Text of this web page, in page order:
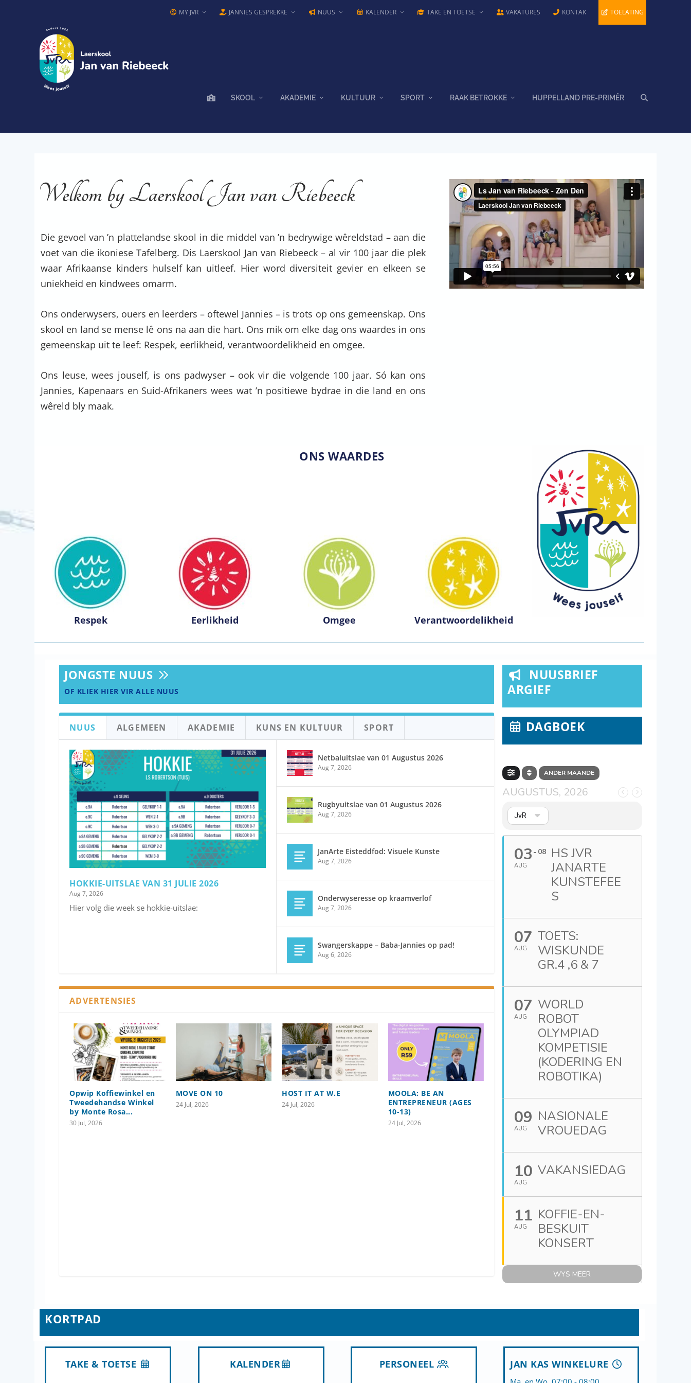
MY·JVR JANNIES GESPREKKE NUUS KALENDER TAKE EN TOETSE VAKATURES KONTAK TOELATING
SKOOL AKADEMIE KULTUUR SPORT RAAK BETROKKE HUPPELLAND PRE-PRIMÊR
Welkom by Laerskool Jan van Riebeeck
Die gevoel van ’n plattelandse skool in die middel van ’n bedrywige wêreldstad – aan die
voet van die ikoniese Tafelberg. Dis Laerskool Jan van Riebeeck – al vir 100 jaar die plek
waar Afrikaanse kinders hulself kan uitleef. Hier word diversiteit gevier en elkeen se
uniekheid en kindwees omarm.
Ons onderwysers, ouers en leerders – oftewel Jannies – is trots op ons gemeenskap. Ons
skool en land se mense lê ons na aan die hart. Ons mik om elke dag ons waardes in ons
gemeenskap uit te leef: Respek, eerlikheid, verantwoordelikheid en omgee.
Ons leuse, wees jouself, is ons padwyser – ook vir die volgende 100 jaar. Só kan ons
Jannies, Kapenaars en Suid-Afrikaners wees wat ’n positiewe bydrae in die land en ons
wêreld bly maak.
ONS WAARDES
Respek Eerlikheid Omgee Verantwoordelikheid
JONGSTE NUUS
OF KLIEK HIER VIR ALLE NUUS
NUUS ALGEMEEN AKADEMIE KUNS EN KULTUUR SPORT
HOKKIE-UITSLAE VAN 31 JULIE 2026
Aug 7, 2026
Hier volg die week se hokkie-uitslae:
Netbaluitslae van 01 Augustus 2026
Aug 7, 2026
Rugbyuitslae van 01 Augustus 2026
Aug 7, 2026
JanArte Eisteddfod: Visuele Kunste
Aug 7, 2026
Onderwyseresse op kraamverlof
Aug 7, 2026
Swangerskappe – Baba-Jannies op pad!
Aug 6, 2026
ADVERTENSIES
Opwip Koffiewinkel en
Tweedehandse Winkel
by Monte Rosa...
30 Jul, 2026
MOVE ON 10
24 Jul, 2026
HOST IT AT W.E
24 Jul, 2026
MOOLA: BE AN
ENTREPRENEUR (AGES
10-13)
24 Jul, 2026
NUUSBRIEF
ARGIEF
DAGBOEK
ANDER MAANDE
AUGUSTUS, 2026
JvR
03
AUG
08
HS JVR
JANARTE
KUNSTEFEE
S
07
AUG
TOETS:
WISKUNDE
GR.4 ,6 & 7
07
AUG
WORLD
ROBOT
OLYMPIAD
KOMPETISIE
(KODERING EN
ROBOTIKA)
09
AUG
NASIONALE
VROUEDAG
10
AUG
VAKANSIEDAG
11
AUG
KOFFIE-EN-
BESKUIT
KONSERT
WYS MEER
KORTPAD
TAKE & TOETSE KALENDER PERSONEEL JAN KAS WINKELURE